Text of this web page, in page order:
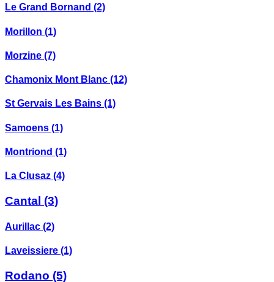
Le Grand Bornand (2)
Morillon (1)
Morzine (7)
Chamonix Mont Blanc (12)
St Gervais Les Bains (1)
Samoens (1)
Montriond (1)
La Clusaz (4)
Cantal (3)
Aurillac (2)
Laveissiere (1)
Rodano (5)